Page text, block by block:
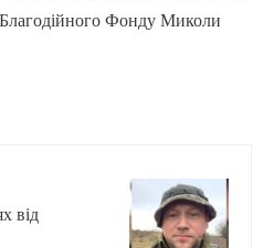
Фонду Миколи
від